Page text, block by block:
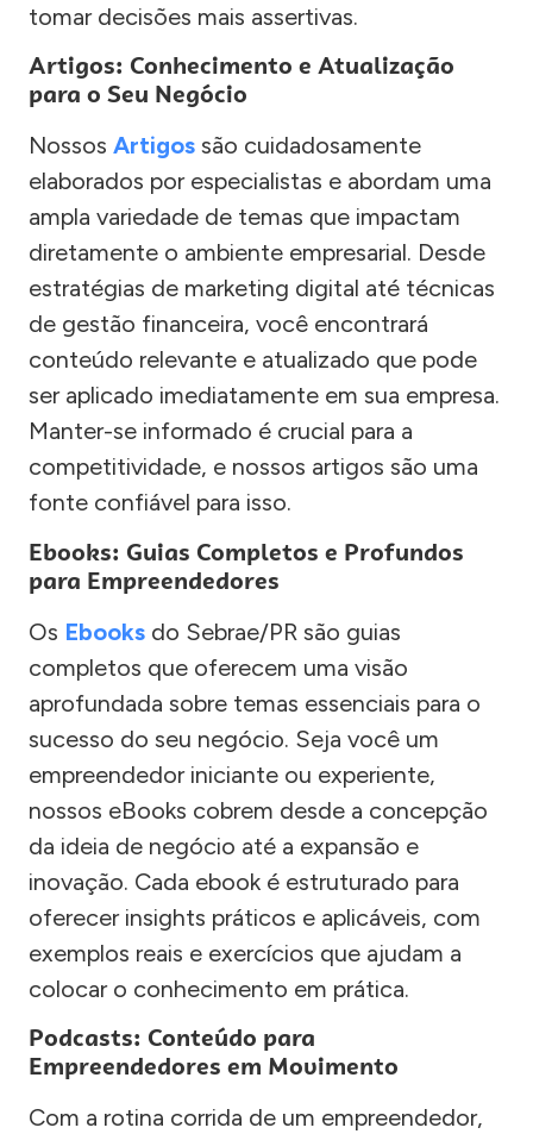
tomar decisões mais assertivas.
Artigos: Conhecimento e Atualização
para o Seu Negócio
Nossos Artigos são cuidadosamente
elaborados por especialistas e abordam uma
ampla variedade de temas que impactam
diretamente o ambiente empresarial. Desde
estratégias de marketing digital até técnicas
de gestão financeira, você encontrará
conteúdo relevante e atualizado que pode
ser aplicado imediatamente em sua empresa.
Manter-se informado é crucial para a
competitividade, e nossos artigos são uma
fonte confiável para isso.
Ebooks: Guias Completos e Profundos
para Empreendedores
Os Ebooks do Sebrae/PR são guias
completos que oferecem uma visão
aprofundada sobre temas essenciais para o
sucesso do seu negócio. Seja você um
empreendedor iniciante ou experiente,
nossos eBooks cobrem desde a concepção
da ideia de negócio até a expansão e
inovação. Cada ebook é estruturado para
oferecer insights práticos e aplicáveis, com
exemplos reais e exercícios que ajudam a
colocar o conhecimento em prática.
Podcasts: Conteúdo para
Empreendedores em Movimento
Com a rotina corrida de um empreendedor,